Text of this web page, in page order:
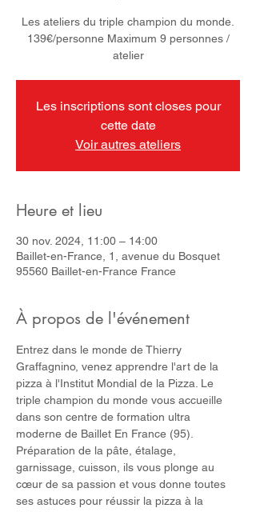
Les ateliers du triple champion du monde.
139€/personne Maximum 9 personnes /
atelier
Les inscriptions sont closes pour
cette date
Voir autres ateliers
Heure et lieu
30 nov. 2024, 11:00 – 14:00
Baillet-en-France, 1, avenue du Bosquet
95560 Baillet-en-France France
À propos de l'événement
Entrez dans le monde de Thierry
Graffagnino, venez apprendre l'art de la
pizza à l'Institut Mondial de la Pizza. Le
triple champion du monde vous accueille
dans son centre de formation ultra
moderne de Baillet En France (95).
Préparation de la pâte, étalage,
garnissage, cuisson, ils vous plonge au
cœur de sa passion et vous donne toutes
ses astuces pour réussir la pizza à la